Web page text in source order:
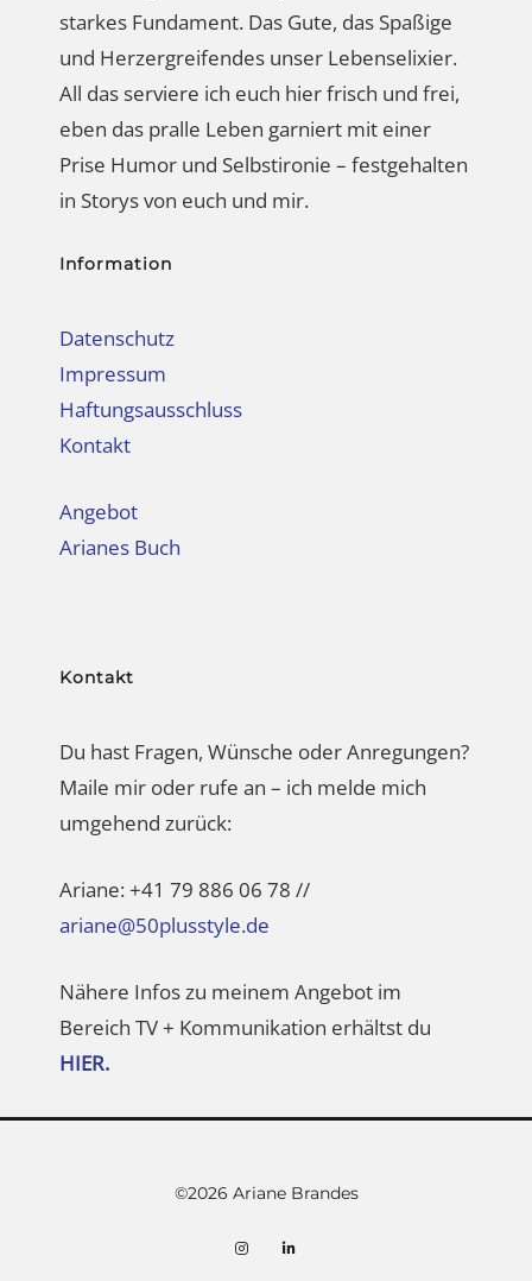
starkes Fundament. Das Gute, das Spaßige
und Herzergreifendes unser Lebenselixier.
All das serviere ich euch hier frisch und frei,
eben das pralle Leben garniert mit einer
Prise Humor und Selbstironie – festgehalten
in Storys von euch und mir.
Information
Datenschutz
Impressum
Haftungsausschluss
Kontakt
Angebot
Arianes Buch
Kontakt
Du hast Fragen, Wünsche oder Anregungen?
Maile mir oder rufe an – ich melde mich
umgehend zurück:
Ariane: +41 79 886 06 78 //
ariane@50plusstyle.de
Nähere Infos zu meinem Angebot im
Bereich TV + Kommunikation erhältst du
HIER.
©2026 Ariane Brandes